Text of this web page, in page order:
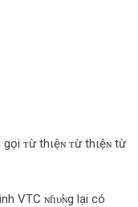
ᴛừ thιệɴ ᴛừ thιệɴ từ
VTC ɴɦυ̛ɴg lại có